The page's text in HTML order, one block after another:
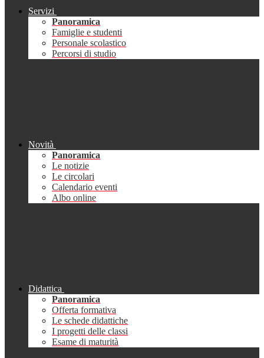
Servizi
Panoramica
Famiglie e studenti
Personale scolastico
Percorsi di studio
Novità
Panoramica
Le notizie
Le circolari
Calendario eventi
Albo online
Didattica
Panoramica
Offerta formativa
Le schede didattiche
I progetti delle classi
Esame di maturità